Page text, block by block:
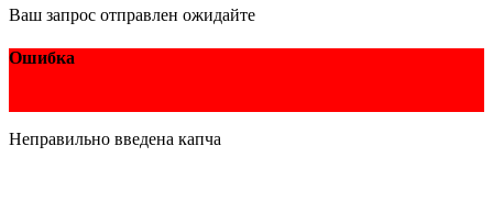
Ваш запрос отправлен ожидайте
Ошибка
Неправильно введена капча